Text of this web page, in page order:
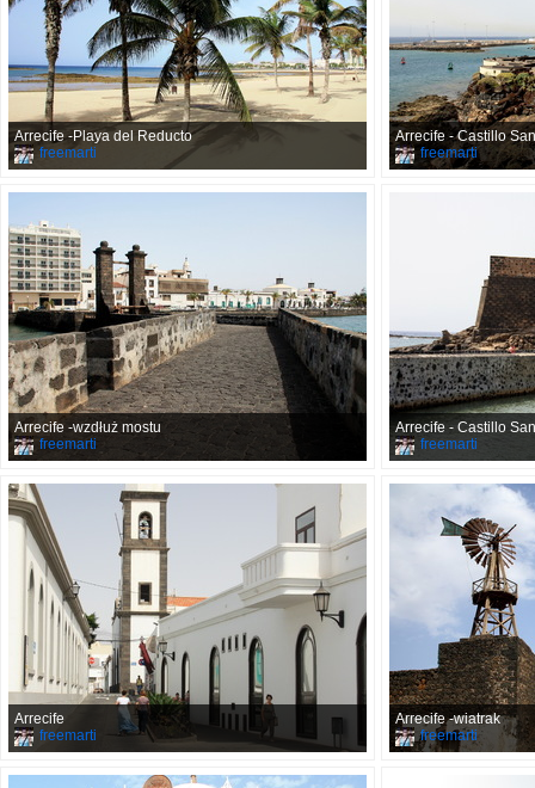
Arrecife -Playa del Reducto
freemarti
Arrecife - Castillo
freemarti
Arrecife -wzdłuż mostu
freemarti
Arrecife - Castillo
freemarti
Arrecife
freemarti
Arrecife -wiatrak
freemarti